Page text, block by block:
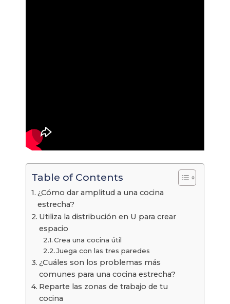
Table of Contents
¿Cómo dar amplitud a una cocina
estrecha?
Utiliza la distribución en U para crear
espacio
Crea una cocina útil
Juega con las tres paredes
¿Cuáles son los problemas más
comunes para una cocina estrecha?
Reparte las zonas de trabajo de tu
cocina